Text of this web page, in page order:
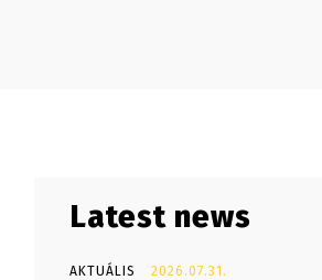
Latest news
AKTUÁLIS 2026.07.31.